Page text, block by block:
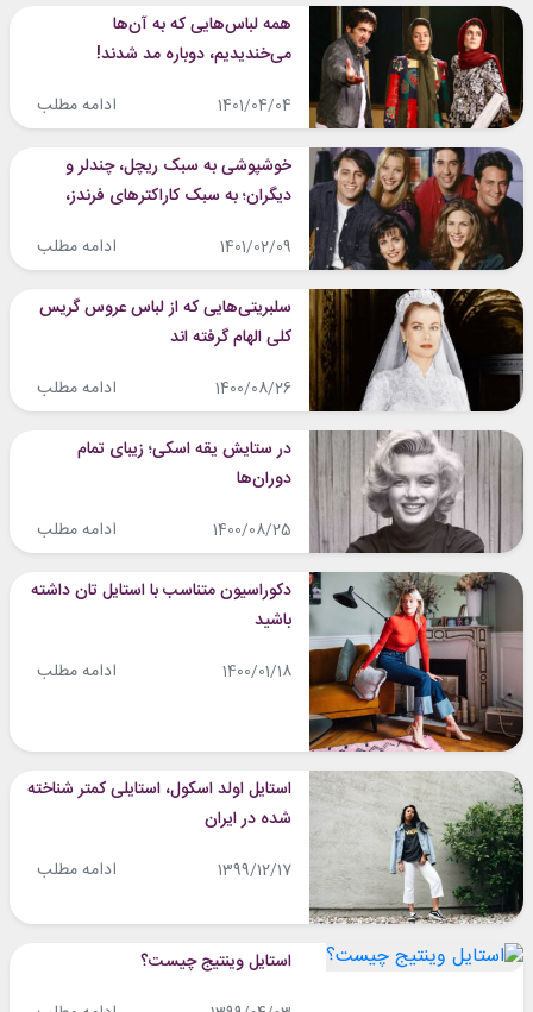
همه لباس‌هایی که به آن‌ها
می‌خندیدیم، دوباره مد شدند!
1401/04/04 ادامه مطلب
خوشپوشی به سبک ریچل، چندلر و
دیگران؛ به سبک کاراکترهای فرندز،
1401/02/09 ادامه مطلب
سلبریتی‌هایی که از لباس عروس گریس
کلی الهام گرفته اند
1400/08/26 ادامه مطلب
در ستایش یقه اسکی؛ زیبای تمام
دوران‌ها
1400/08/25 ادامه مطلب
دکوراسیون متناسب با استایل تان داشته
باشید
1400/01/18 ادامه مطلب
استایل اولد اسکول، استایلی کمتر شناخته
شده در ایران
1399/12/17 ادامه مطلب
استایل وینتیج چیست؟